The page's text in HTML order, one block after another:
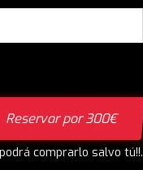
Reservar por 300€
comprarlo salvo tú!!.